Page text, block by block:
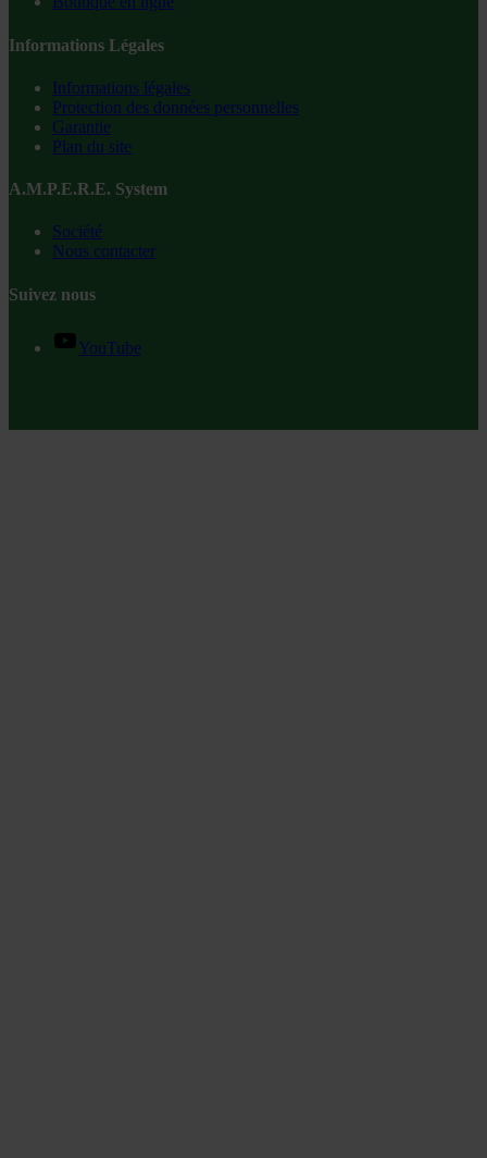
Informations Légales
Informations légales
Protection des données personnelles
Garantie
Plan du site
A.M.P.E.R.E. System
Société
Nous contacter
Suivez nous
YouTube